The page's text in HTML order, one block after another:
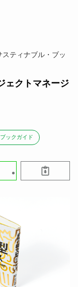
ティナブル・ブッ
ェクトマネージ
ックガイド